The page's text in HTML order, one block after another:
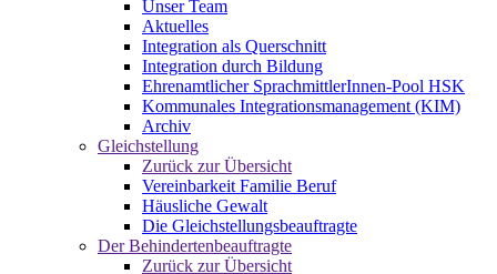
Unser Team
Aktuelles
Integration als Querschnitt
Integration durch Bildung
Ehrenamtlicher SprachmittlerInnen-Pool HSK
Kommunales Integrationsmanagement (KIM)
Archiv
Gleichstellung
Zurück zur Übersicht
Vereinbarkeit Familie Beruf
Häusliche Gewalt
Die Gleichstellungsbeauftragte
Der Behindertenbeauftragte
Zurück zur Übersicht